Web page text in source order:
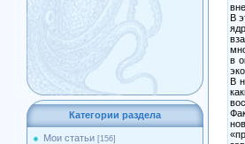
Категории раздела
Мои статьи [156]
В
в
В